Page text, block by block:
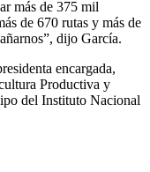
más de 375 mil
de 670 rutas y más de
dijo García.
encargada,
Productiva y
del Instituto Nacional